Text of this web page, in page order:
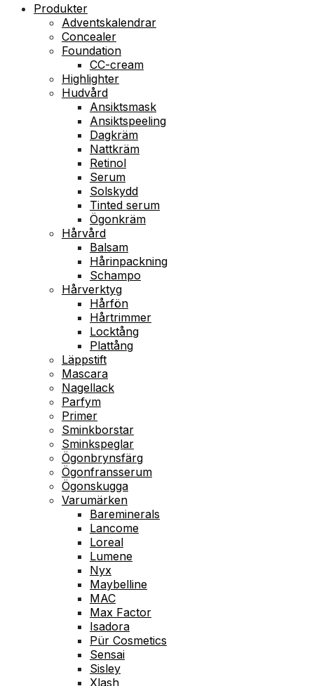
Produkter
Adventskalendrar
Concealer
Foundation
CC-cream
Highlighter
Hudvård
Ansiktsmask
Ansiktspeeling
Dagkräm
Nattkräm
Retinol
Serum
Solskydd
Tinted serum
Ögonkräm
Hårvård
Balsam
Hårinpackning
Schampo
Hårverktyg
Hårfön
Hårtrimmer
Locktång
Plattång
Läppstift
Mascara
Nagellack
Parfym
Primer
Sminkborstar
Sminkspeglar
Ögonbrynsfärg
Ögonfransserum
Ögonskugga
Varumärken
Bareminerals
Lancome
Loreal
Lumene
Nyx
Maybelline
MAC
Max Factor
Isadora
Pür Cosmetics
Sensai
Sisley
Xlash